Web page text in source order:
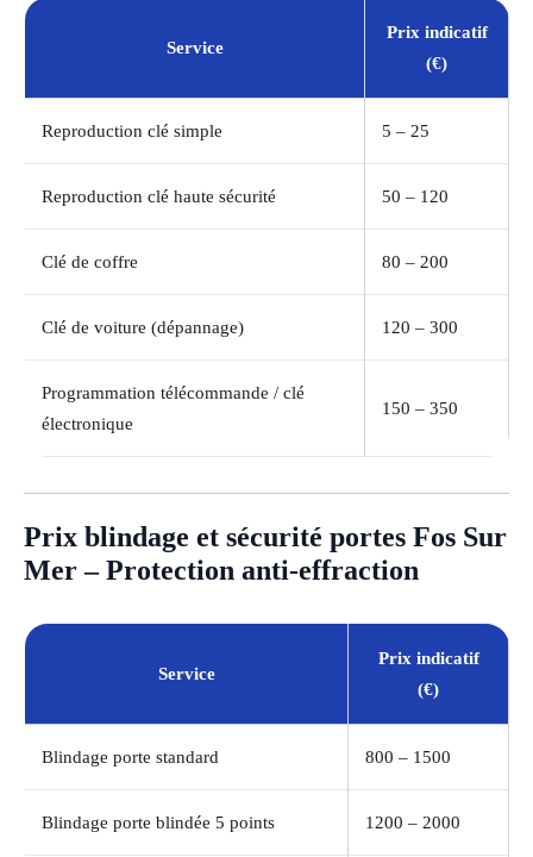
Service
Prix indicatif
(€)
Reproduction clé simple 5 – 25
Reproduction clé haute sécurité 50 – 120
Clé de coffre 80 – 200
Clé de voiture (dépannage) 120 – 300
Programmation télécommande / clé
électronique
150 – 350
Prix blindage et sécurité portes Fos Sur
Mer – Protection anti-effraction
Service
Prix indicatif
(€)
Blindage porte standard 800 – 1500
Blindage porte blindée 5 points 1200 – 2000